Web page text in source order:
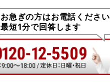
お急ぎの方はお電話ください
最短1分で回答します